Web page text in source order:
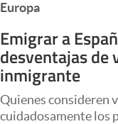
Mercados Online
Negocios
Columnistas
Apertura
Europa
Emigrar a
desventajas de
inmigrante
Quienes consideren
cuidadosamente los